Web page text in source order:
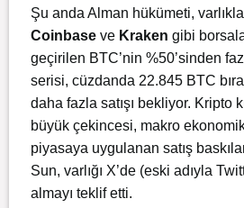
Şu anda Alman hükümeti,
Coinbase ve Kraken gibi
geçirilen BTC’nin %50’sinden
serisi, cüzdanda 22.845 BTC
daha fazla satışı bekliyor. Kripto
büyük çekincesi, makro
piyasaya uygulanan satış
Sun, varlığı X’de (eski adıyla
almayı teklif etti.